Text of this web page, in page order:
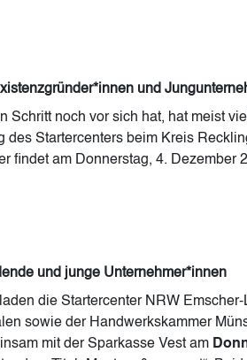
und
Schritt noch vor sich hat, hat meist
Startercenters beim Kreis
findet am Donnerstag, 4. Dezember
und junge Unternehmer*innen
die Startercenter NRW
sowie der Handwerkskammer
mit der Sparkasse Vest am